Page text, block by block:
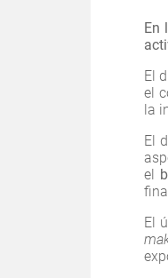
En
El
el
la
El
el
El